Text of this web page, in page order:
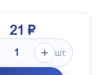
21 ₽
шт.